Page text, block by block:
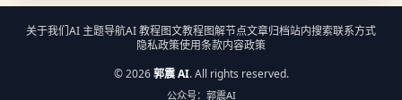
关于我们AI 主题导航AI 教程图文教程图解节点文章归档站内搜索联系方式
隐私政策使用条款内容政策
©2026 郭震 AI. All rights reserved.
公众号：郭震AI